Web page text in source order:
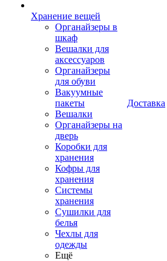
Хранение вещей
Органайзеры в
шкаф
Вешалки для
аксессуаров
Органайзеры
для обуви
Вакуумные
пакеты
Вешалки
Органайзеры на
дверь
Коробки для
хранения
Кофры для
хранения
Системы
хранения
Сушилки для
белья
Чехлы для
одежды
Ещё
Доставка